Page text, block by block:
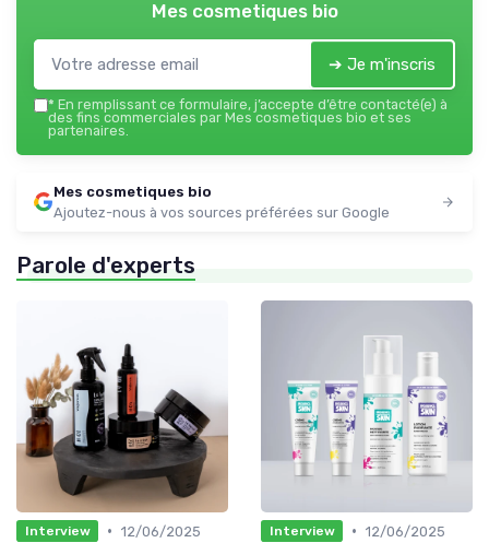
Mes cosmetiques bio
➔ Je m'inscris
* En remplissant ce formulaire, j’accepte d’être contacté(e) à
des fins commerciales par Mes cosmetiques bio et ses
partenaires.
Mes cosmetiques bio
Ajoutez-nous à vos sources préférées sur Google
Parole d'experts
Interview • 12/06/2025
Interview • 12/06/2025